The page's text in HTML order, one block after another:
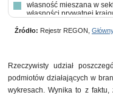
własność mieszana w
własności prywatnej
własności sektora
własności sektora
własności zagranicznej
pozostałe
Źródło: Rejestr REGON,
Rzeczywisty udział
podmiotów działających w
wykresach. Wynika to z faktu,